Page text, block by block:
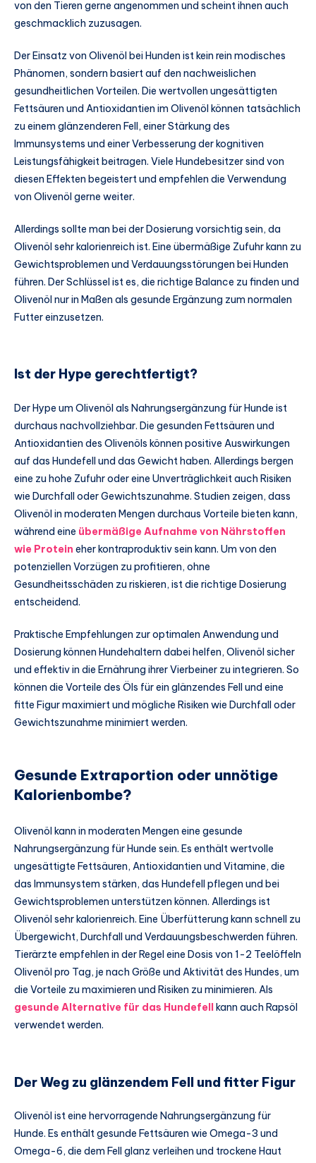
von den Tieren gerne angenommen und scheint ihnen auch
geschmacklich zuzusagen.
Der Einsatz von Olivenöl bei Hunden ist kein rein modisches
Phänomen, sondern basiert auf den nachweislichen
gesundheitlichen Vorteilen. Die wertvollen ungesättigten
Fettsäuren und Antioxidantien im Olivenöl können tatsächlich
zu einem glänzenderen Fell, einer Stärkung des
Immunsystems und einer Verbesserung der kognitiven
Leistungsfähigkeit beitragen. Viele Hundebesitzer sind von
diesen Effekten begeistert und empfehlen die Verwendung
von Olivenöl gerne weiter.
Allerdings sollte man bei der Dosierung vorsichtig sein, da
Olivenöl sehr kalorienreich ist. Eine übermäßige Zufuhr kann zu
Gewichtsproblemen und Verdauungsstörungen bei Hunden
führen. Der Schlüssel ist es, die richtige Balance zu finden und
Olivenöl nur in Maßen als gesunde Ergänzung zum normalen
Futter einzusetzen.
Ist der Hype gerechtfertigt?
Der Hype um Olivenöl als Nahrungsergänzung für Hunde ist
durchaus nachvollziehbar. Die gesunden Fettsäuren und
Antioxidantien des Olivenöls können positive Auswirkungen
auf das Hundefell und das Gewicht haben. Allerdings bergen
eine zu hohe Zufuhr oder eine Unverträglichkeit auch Risiken
wie Durchfall oder Gewichtszunahme. Studien zeigen, dass
Olivenöl in moderaten Mengen durchaus Vorteile bieten kann,
während eine übermäßige Aufnahme von Nährstoffen
wie Protein eher kontraproduktiv sein kann. Um von den
potenziellen Vorzügen zu profitieren, ohne
Gesundheitsschäden zu riskieren, ist die richtige Dosierung
entscheidend.
Praktische Empfehlungen zur optimalen Anwendung und
Dosierung können Hundehaltern dabei helfen, Olivenöl sicher
und effektiv in die Ernährung ihrer Vierbeiner zu integrieren. So
können die Vorteile des Öls für ein glänzendes Fell und eine
fitte Figur maximiert und mögliche Risiken wie Durchfall oder
Gewichtszunahme minimiert werden.
Gesunde Extraportion oder unnötige
Kalorienbombe?
Olivenöl kann in moderaten Mengen eine gesunde
Nahrungsergänzung für Hunde sein. Es enthält wertvolle
ungesättigte Fettsäuren, Antioxidantien und Vitamine, die
das Immunsystem stärken, das Hundefell pflegen und bei
Gewichtsproblemen unterstützen können. Allerdings ist
Olivenöl sehr kalorienreich. Eine Überfütterung kann schnell zu
Übergewicht, Durchfall und Verdauungsbeschwerden führen.
Tierärzte empfehlen in der Regel eine Dosis von 1-2 Teelöffeln
Olivenöl pro Tag, je nach Größe und Aktivität des Hundes, um
die Vorteile zu maximieren und Risiken zu minimieren. Als
gesunde Alternative für das Hundefellkann auch Rapsöl
verwendet werden.
Der Weg zu glänzendem Fell und fitter Figur
Olivenöl ist eine hervorragende Nahrungsergänzung für
Hunde. Es enthält gesunde Fettsäuren wie Omega-3 und
Omega-6, die dem Fell glanz verleihen und trockene Haut